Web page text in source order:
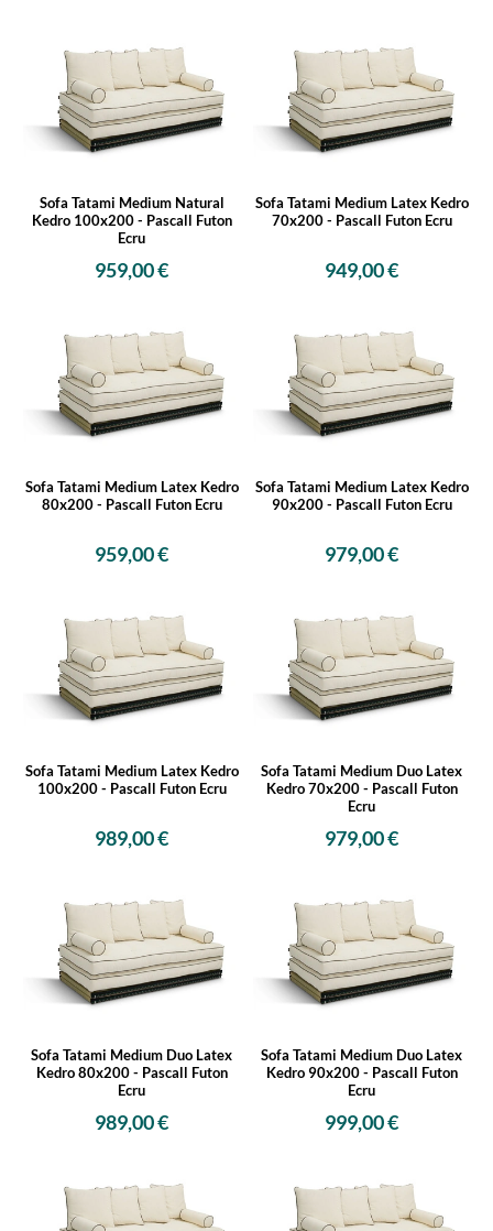
Sofa Tatami Medium Natural
Kedro 100x200 - Pascall Futon
Ecru
959,00 €
Sofa Tatami Medium Latex Kedro
70x200 - Pascall Futon Ecru
949,00 €
Sofa Tatami Medium Latex Kedro
80x200 - Pascall Futon Ecru
959,00 €
Sofa Tatami Medium Latex Kedro
90x200 - Pascall Futon Ecru
979,00 €
Sofa Tatami Medium Latex Kedro
100x200 - Pascall Futon Ecru
989,00 €
Sofa Tatami Medium Duo Latex
Kedro 70x200 - Pascall Futon
Ecru
979,00 €
Sofa Tatami Medium Duo Latex
Kedro 80x200 - Pascall Futon
Ecru
989,00 €
Sofa Tatami Medium Duo Latex
Kedro 90x200 - Pascall Futon
Ecru
999,00 €